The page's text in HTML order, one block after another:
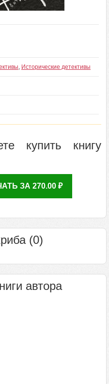
, Исторические детективы
купить книгу
ЗА 270.00 ₽
(0)
автора